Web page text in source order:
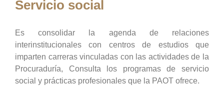
Servicio social
Es consolidar la agenda de relaciones
interinstitucionales con centros de estudios que
imparten carreras vinculadas con las actividades de la
Procuraduría, Consulta los programas de servicio
social y prácticas profesionales que la PAOT ofrece.